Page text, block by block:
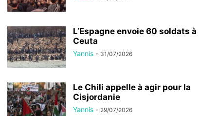
L’Espagne envoie 60 soldats à
Ceuta
Yannis - 31/07/2026
Le Chili appelle à agir pour la
Cisjordanie
Yannis - 29/07/2026